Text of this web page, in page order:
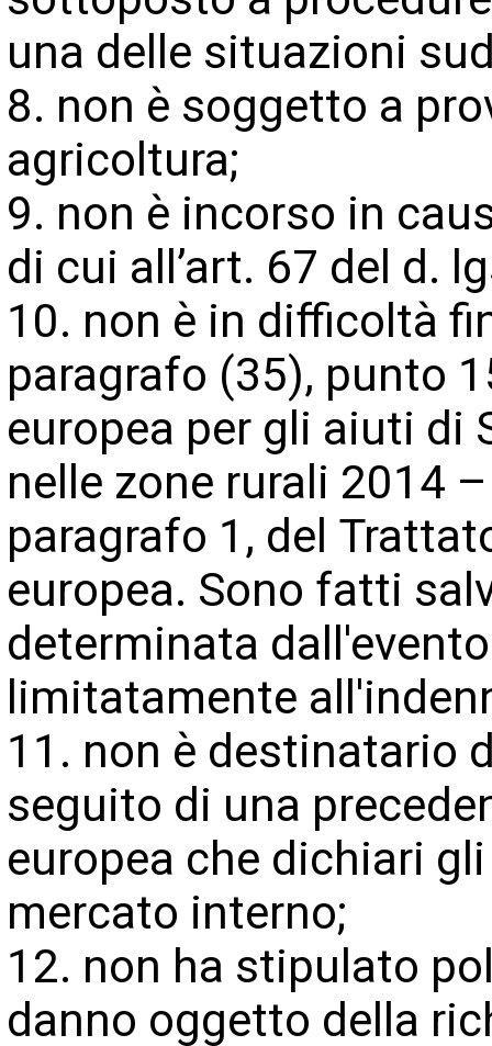
una delle situazioni
8. non è soggetto a
agricoltura;
9. non è incorso in
di cui all’art. 67 del d.
10. non è in difficoltà
paragrafo (35), punto
europea per gli aiuti di
nelle zone rurali 2014
paragrafo 1, del
europea. Sono fatti
determinata
limitatamente
11. non è destinatario
seguito di una
europea che dichiari
mercato interno;
12. non ha stipulato
danno oggetto della